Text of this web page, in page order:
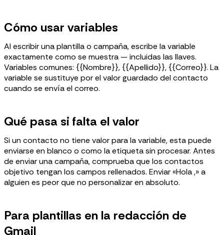
Cómo usar variables
Al escribir una plantilla o campaña, escribe la variable
exactamente como se muestra — incluidas las llaves.
Variables comunes: {{Nombre}}, {{Apellido}}, {{Correo}}. La
variable se sustituye por el valor guardado del contacto
cuando se envía el correo.
Qué pasa si falta el valor
Si un contacto no tiene valor para la variable, esta puede
enviarse en blanco o como la etiqueta sin procesar. Antes
de enviar una campaña, comprueba que los contactos
objetivo tengan los campos rellenados. Enviar «Hola ,» a
alguien es peor que no personalizar en absoluto.
Para plantillas en la redacción de
Gmail